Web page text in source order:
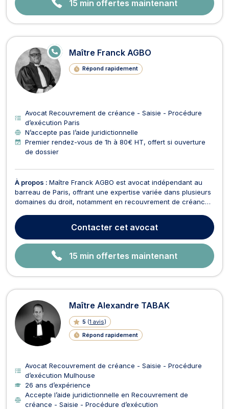
15 min offertes maintenant
Maître Franck AGBO
Répond rapidement
E
N
LI
G
N
E
Avocat Recouvrement de créance - Saisie - Procédure
d’exécution Paris
N’accepte pas l’aide juridictionnelle
Premier rendez-vous de 1h à 80€ HT, offert si ouverture
de dossier
À propos : Maître Franck AGBO est avocat indépendant au
barreau de Paris, offrant une expertise variée dans plusieurs
domaines du droit, notamment en recouvrement de créance,
commerciaux, droit des étrangers, droit des contrats, droit
des sociétés, droit fiscal, droit pénal, droit ban...
Contacter cet avocat
15 min offertes maintenant
Maître Alexandre TABAK
5 (1 avis)
Répond rapidement
Avocat Recouvrement de créance - Saisie - Procédure
d’exécution Mulhouse
26 ans d’expérience
Accepte l’aide juridictionnelle en Recouvrement de
créance - Saisie - Procédure d’exécution